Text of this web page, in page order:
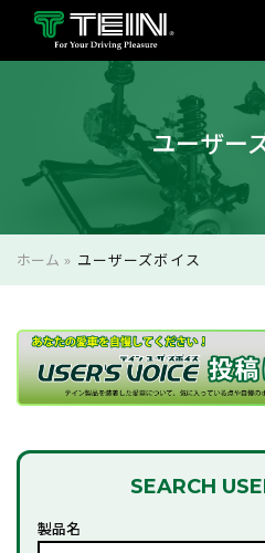
ユーザー
ホーム » ユーザーズボイス
SEARCH
製品名